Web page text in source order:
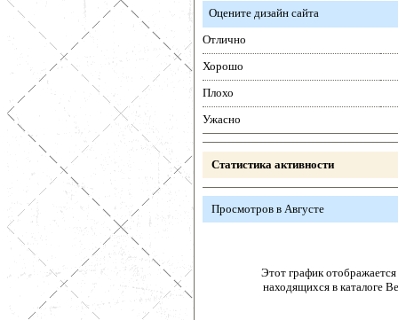
Оцените дизайн сайта
Отлично
Хорошо
Плохо
Ужасно
Статистика активности
Просмотров в Августе
Этот график отображается
находящихся в каталоге